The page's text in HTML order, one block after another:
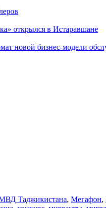
открылся в Истаравшане
новой бизнес-модели
Таджикистана, Мегафон,